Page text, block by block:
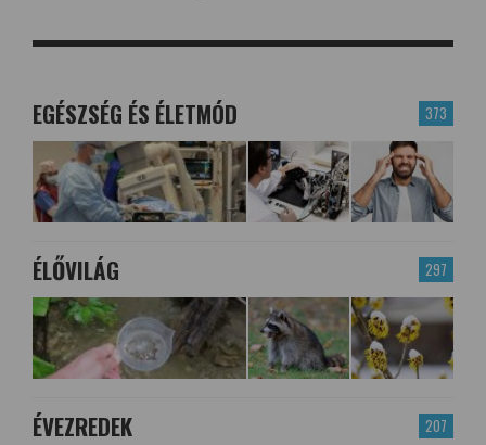
373
EGÉSZSÉG ÉS ÉLETMÓD
297
ÉLŐVILÁG
207
ÉVEZREDEK